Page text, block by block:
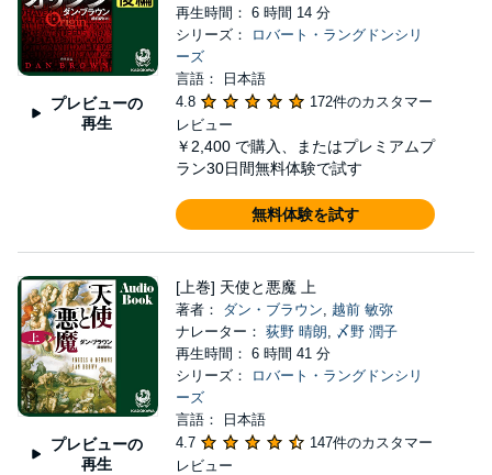
プレビューの
再生
再生時間： 6 時間 14 分
シリーズ：
ロバート・ラングドンシリ
ーズ
言語： 日本語
4.8
172件のカスタマー
レビュー
￥2,400 で購入、またはプレミアムプ
ラン30日間無料体験で試す
無料体験を試す
プレビューの
再生
[上巻] 天使と悪魔 上
著者： ダン・ブラウン, 越前 敏弥
ナレーター： 荻野 晴朗, 〆野 潤子
再生時間： 6 時間 41 分
シリーズ：
ロバート・ラングドンシリ
ーズ
言語： 日本語
4.7
147件のカスタマー
レビュー